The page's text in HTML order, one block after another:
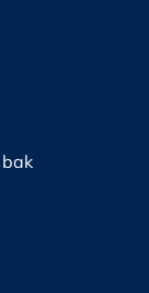
bak